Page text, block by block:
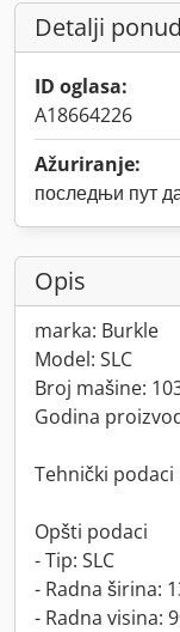
Detalji
ID oglasa:
A18664226
Ažuriranje:
последњи пут
Opis
marka: Burkle
Model: SLC
Broj mašine:
Godina
Tehnički podaci
Opšti podaci
- Tip: SLC
- Radna širina:
- Radna visina: